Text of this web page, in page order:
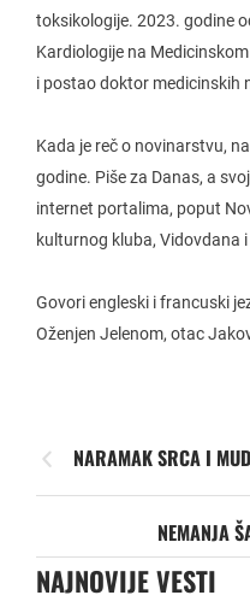
toksikologije. 2023. godine
Kardiologije na
i postao doktor medicinskih
Kada je reč o novinarstvu,
godine. Piše za Danas, a
internet portalima, poput
kulturnog kluba, Vidovdana
Govori engleski i francuski
Oženjen Jelenom, otac
NARAMAK SRCA I
NEMANJA
NAJNOVIJE VESTI